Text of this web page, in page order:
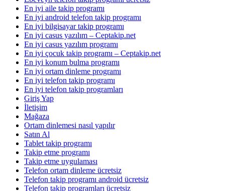
En iyi aile takip programı
En iyi android telefon takip programı
En iyi bilgisayar takip programı
En iyi casus yazılım – Ceptakip.net
En iyi casus yazılım programı
En iyi çocuk takip programı – Ceptakip.net
En iyi konum bulma programı
En iyi ortam dinleme programı
En iyi telefon takip programı
En iyi telefon takip programları
Giriş Yap
İletişim
Mağaza
Ortam dinlemesi nasıl yapılır
Satın Al
Tablet takip programı
Takip etme programı
Takip etme uygulaması
Telefon ortam dinleme ücretsiz
Telefon takip programı android ücretsiz
Telefon takip programları ücretsiz